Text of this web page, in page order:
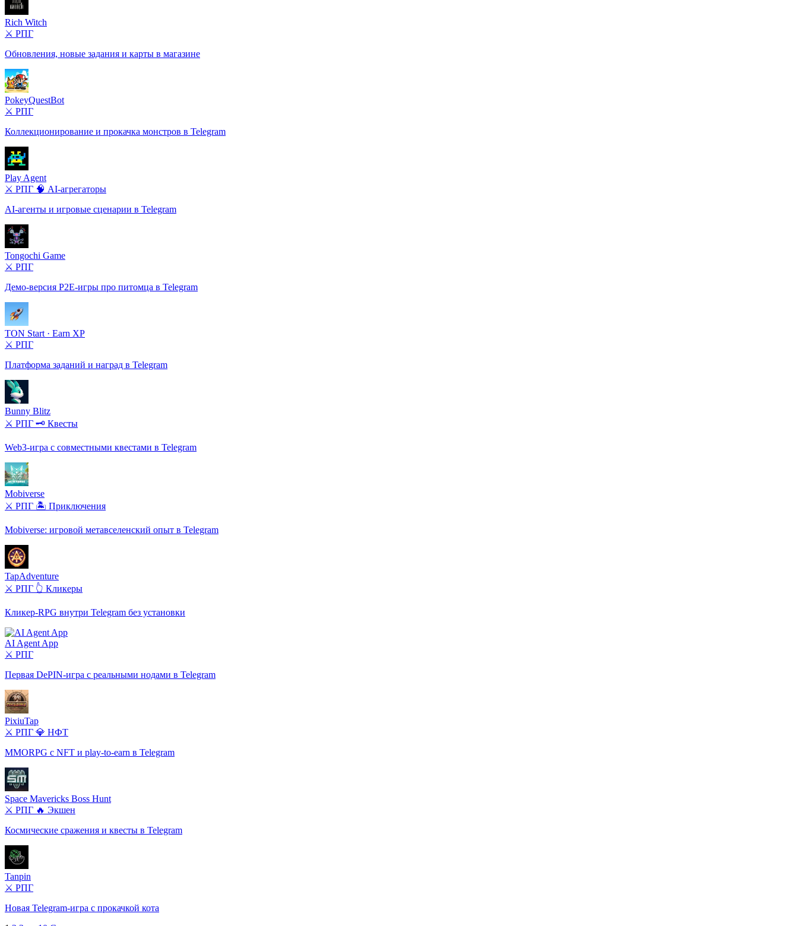
Rich Witch
⚔️ РПГ
Обновления, новые задания и карты в магазине
PokeyQuestBot
⚔️ РПГ
Коллекционирование и прокачка монстров в Telegram
Play Agent
⚔️ РПГ 🧠 AI-агрегаторы
AI-агенты и игровые сценарии в Telegram
Tongochi Game
⚔️ РПГ
Демо-версия P2E-игры про питомца в Telegram
TON Start · Earn XP
⚔️ РПГ
Платформа заданий и наград в Telegram
Bunny Blitz
⚔️ РПГ 🗝️ Квесты
Web3-игра с совместными квестами в Telegram
Mobiverse
⚔️ РПГ 🏝️ Приключения
Mobiverse: игровой метавселенский опыт в Telegram
TapAdventure
⚔️ РПГ 👆 Кликеры
Кликер-RPG внутри Telegram без установки
AI Agent App
⚔️ РПГ
Первая DePIN-игра с реальными нодами в Telegram
PixiuTap
⚔️ РПГ 💎 НФТ
MMORPG с NFT и play-to-earn в Telegram
Space Mavericks Boss Hunt
⚔️ РПГ 🔥 Экшен
Космические сражения и квесты в Telegram
Tanpin
⚔️ РПГ
Новая Telegram-игра с прокачкой кота